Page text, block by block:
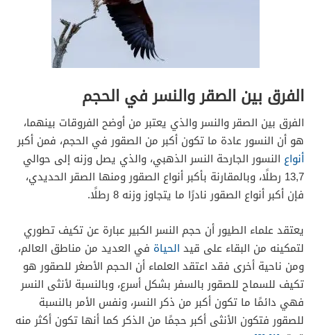
الفرق بين الصقر والنسر في الحجم
الفرق بين الصقر والنسر والذي يعتبر من أوضح الفروقات بينهما،
هو أن النسور عادة ما تكون أكبر من الصقور في الحجم، فمن أكبر
أنواع النسور الجارحة النسر الذهبي، والذي يصل وزنه إلى حوالي
13,7 رطلًا، وبالمقارنة بأكبر أنواع الصقور ومنها الصقر الحديدي،
فإن أكبر أنواع الصقور نادرًا ما يتجاوز وزنه 8 رطلًا.
يعتقد علماء الطيور أن حجم النسر الكبير عبارة عن تكيف تطوري
لتمكينه من البقاء على قيد الحياة في العديد من مناطق العالم،
ومن ناحية أخرى فقد اعتقد العلماء أن الحجم الأصغر للصقور هو
تكيف للسماح للصقور بالسفر بشكل أسرع، وبالنسبة لأنثى النسر
فهي دائمًا ما تكون أكبر من ذكر النسر، ونفس الأمر بالنسبة
للصقور فتكون الأنثى أكبر حجمًا من الذكر كما أنها تكون أكثر منه